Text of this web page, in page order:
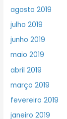
agosto 2019
julho 2019
junho 2019
maio 2019
abril 2019
março 2019
fevereiro 2019
janeiro 2019